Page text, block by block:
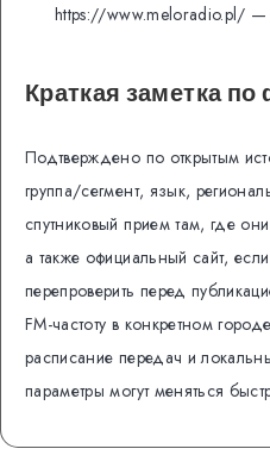
https://www.meloradio.pl/
Краткая заметка по
Подтверждено по открытым
группа/сегмент, язык,
спутниковый прием там, где
а также официальный сайт,
перепроверить перед
FM-частоту в конкретном
расписание передач и
параметры могут меняться